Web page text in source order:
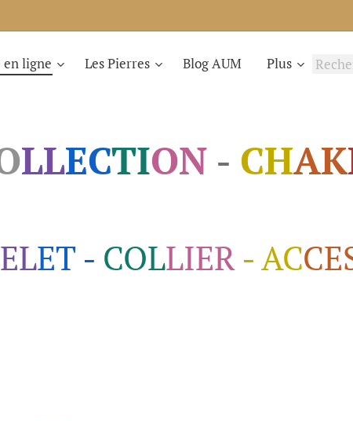
en ligne Les Pierres Blog AUM Plus
LLECTION - CHAK
ET - COLLIER - AC